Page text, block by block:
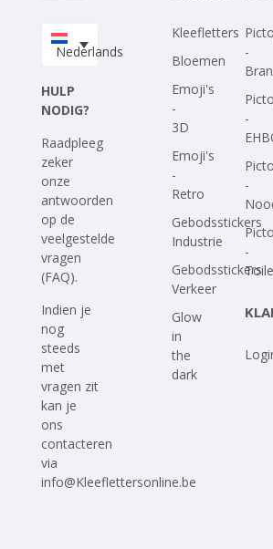
Upload je eigen ontwerp
Nederlands
HULP
NODIG?
Raadpleeg
zeker
onze
antwoorden
op de
veelgestelde
vragen
(FAQ).
Indien je
nog
steeds
met
vragen zit
kan je
ons
contacteren
via
info@Kleeflettersonline.be
Kleefletters
Bloemen
Emoji's
-
3D
Emoji's
-
Retro
Gebodsstickers
Industrie
Gebodsstickers
Verkeer
Glow
in
the
dark
-
-
-
-